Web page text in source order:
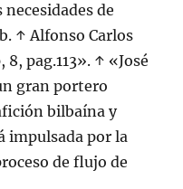
de
↑ Alfonso Carlos
pag.113». ↑ «José
gran portero
bilbaína y
impulsada por la
de flujo de